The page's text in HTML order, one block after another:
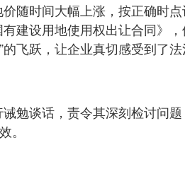
随时间大幅上涨，按正确时
建设用地使用权出让合同》，
的飞跃，让企业真切感受到了
勉谈话，责令其深刻检讨问题
。